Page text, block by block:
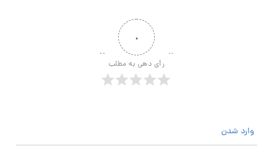
۰
رأی دهی به مطلب
وارد شدن